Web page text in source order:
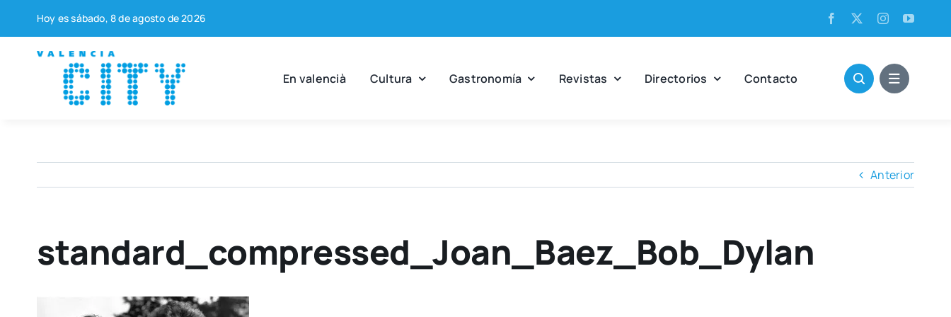
contenido
Hoy es sába­do, 8 de agos­to de 2026
En valen­cià Cul­tu­ra Gas­tro­no­mía Revis­tas Direc­to­rios Con­tac­to
Anterior
standard_compressed_Joan_Baez_Bob_Dylan